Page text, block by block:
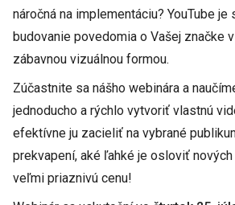
náročná na implementáciu? YouTube
budovanie povedomia o Vašej značke
zábavnou vizuálnou formou.
Zúčastnite sa nášho webinára a
jednoducho a rýchlo vytvoriť vlastnú
efektívne ju zacieliť na vybrané
prekvapení, aké ľahké je osloviť
veľmi priaznivú cenu!